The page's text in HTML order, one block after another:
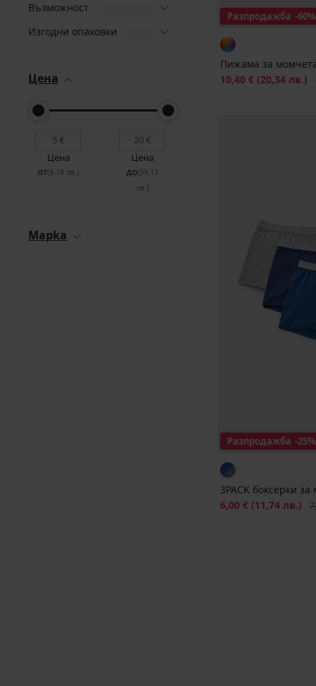
Възможност
Изгодни опаковки
Цена
Цена
от(9,78 лв.)
Цена
до(39,12
лв.)
Mapka
Разпродажба -60%
Пижама за
Намаление
10,40 € (20,34 лв.)
Разпродажба -25%
3PACK боксерки
Намаление
6,00 € (11,74 лв.)